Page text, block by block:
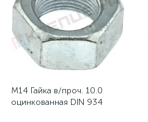
М14 Гайка в/проч. 10.0
оцинкованная DIN 934